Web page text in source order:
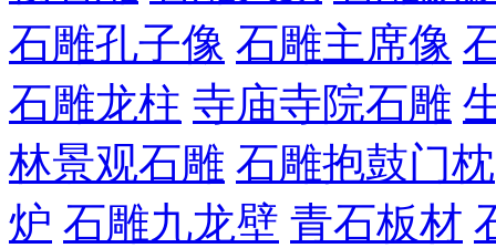
石雕孔子像 石雕主席像
石雕龙柱 寺庙寺院石雕
林景观石雕 石雕抱鼓门枕
炉 石雕九龙壁 青石板材